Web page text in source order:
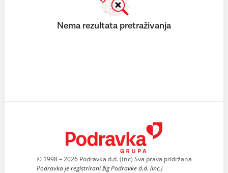
Nema rezultata pretraživanja
© 1998 – 2026 Podravka d.d. (Inc) Sva prava pridržana
Podravka je registrirani žig Podravke d.d. (Inc.)